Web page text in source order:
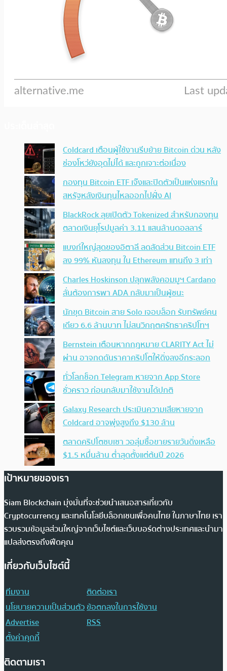
Coldcard เตือนผู้ใช้งานรีบย้าย Bitcoin ด่วน หลัง
ช่องโหว่ยังอุดไม่ได้ และถูกเจาะต่อเนื่อง
กองทุน Bitcoin ETF เจ๊งและปิดตัวเป็นแห่งแรกใน
สหรัฐหลังเงินทุนไหลออกไปฝั่ง AI
BlackRock ลุยเปิดตัว Tokenized สำหรับกองทุน
ตลาดเงินยุโรปมูลค่า 3.11 แสนล้านดอลลาร์
แบงก์ใหญ่สุดของอิตาลี ลดสัดส่วน Bitcoin ETF
ลง 99% หันลงทุน ใน Ethereum แทนถึง 3 เท่า
Charles Hoskinson ปลุกพลังคอมมูฯ Cardano
ลั่นต้องการพา ADA กลับมาเป็นผู้ชนะ
นักขุด Bitcoin สาย Solo เจอบล็อก รับทรัพย์คน
เดียว 6.6 ล้านบาท ไม่สนวิกฤตศรัทธาคริปโทฯ
Bernstein เตือนหากกฎหมาย CLARITY Act ไม่
ผ่าน อาจกดดันราคาคริปโตให้ดิ่งลงอีกระลอก
ทั่วโลกช็อก Telegram หายจาก App Store
ชั่วคราว ก่อนกลับมาใช้งานได้ปกติ
Galaxy Research ประเมินความเสียหายจาก
Coldcard อาจพุ่งสูงถึง $130 ล้าน
ตลาดคริปโตซบเซา วอลุ่มซื้อขายรายวันดิ่งเหลือ
$1.5 หมื่นล้าน ต่ำสุดตั้งแต่ต้นปี 2026
เป้าหมายของเรา
Siam Blockchain มุ่งมั่นที่จะช่วยนำเสนอสารเกี่ยวกับ
Cryptocurrency และเทคโนโลยีบล็อกเชนเพื่อคนไทย ในภาษาไทย เรา
รวบรวมข้อมูลส่วนใหญ่จากเว็บไซต์และเว็บบอร์ดต่างประเทศและนำมา
แปลส่งตรงถึงฟีดคุณ
เกี่ยวกับเว็บไซต์นี้
ทีมงาน
ติดต่อเรา
นโยบายความเป็นส่วนตัวข้อตกลงในการใช้งาน
Advertise
RSS
ตั้งค่าคุกกี้
ติดตามเรา